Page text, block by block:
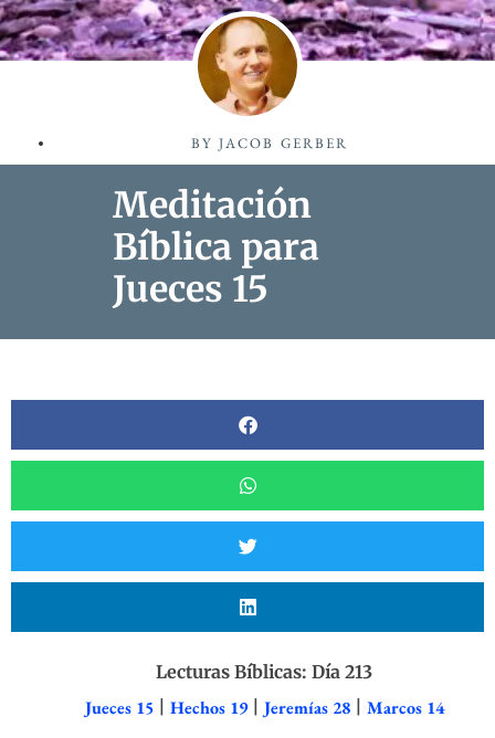
BY JACOB GERBER
Meditación
Bíblica para
Jueces 15
Lecturas Bíblicas: Día 213
Jueces 15| Hechos 19| Jeremías 28| Marcos 14